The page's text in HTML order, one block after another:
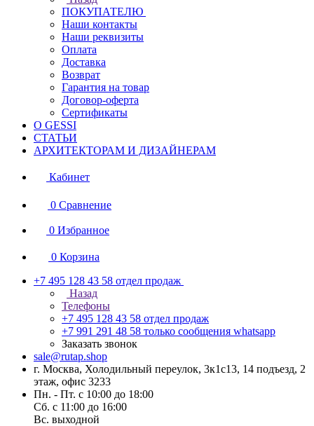
ПОКУПАТЕЛЮ
Наши контакты
Наши реквизиты
Оплата
Доставка
Возврат
Гарантия на товар
Договор-оферта
Сертификаты
О GESSI
СТАТЬИ
АРХИТЕКТОРАМ И ДИЗАЙНЕРАМ
Кабинет
0 Сравнение
0 Избранное
0 Корзина
+7 495 128 43 58 отдел продаж
Назад
Телефоны
+7 495 128 43 58 отдел продаж
+7 991 291 48 58 только сообщения whatsapp
Заказать звонок
sale@rutap.shop
г. Москва, Холодильный переулок, 3к1с13, 14 подъезд, 2
этаж, офис 3233
Пн. - Пт. с 10:00 до 18:00
Сб. с 11:00 до 16:00
Вс. выходной